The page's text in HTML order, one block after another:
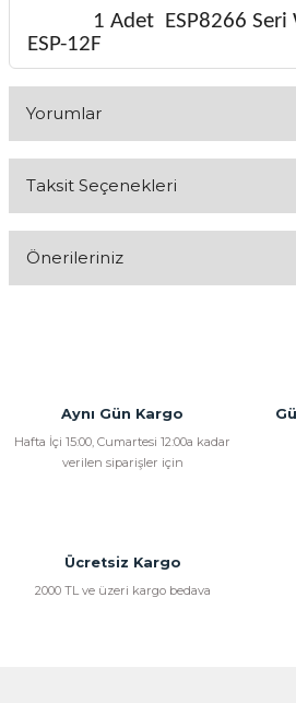
1 Adet ESP8266
ESP-12F
Yorumlar
Taksit Seçenekleri
Önerileriniz
Ürün açıklamasında eksik bilgiler
Bu ürüne benzer farklı alternatifler
Aynı Gün Kargo
Hafta İçi 15:00, Cumartesi 12:00a kadar
verilen siparişler için
Ücretsiz Kargo
2000 TL ve üzeri kargo bedava